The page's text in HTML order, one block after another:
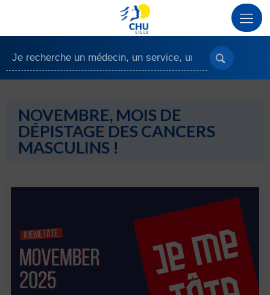
NOVEMBRE, MOIS DE
DÉPISTAGE DES CANCERS
MASCULINS !